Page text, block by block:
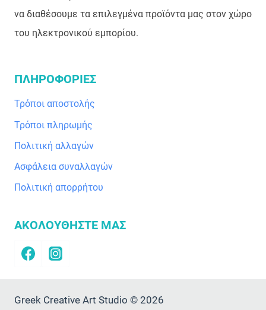
να διαθέσουμε τα επιλεγμένα προϊόντα μας στον χώρο
του ηλεκτρονικού εμπορίου.
ΠΛΗΡΟΦΟΡΙΕΣ
Τρόποι αποστολής
Τρόποι πληρωμής
Πολιτική αλλαγών
Ασφάλεια συναλλαγών
Πολιτική απορρήτου
ΑΚΟΛΟΥΘΗΣΤΕ ΜΑΣ
Greek Creative Art Studio © 2026